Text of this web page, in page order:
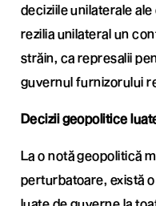
deciziile unilaterale
rezilia unilateral un
străin, ca represalii
guvernul furnizorului
Decizii geopolitice
La o notă geopolitică
perturbatoare, există
luate de guverne la